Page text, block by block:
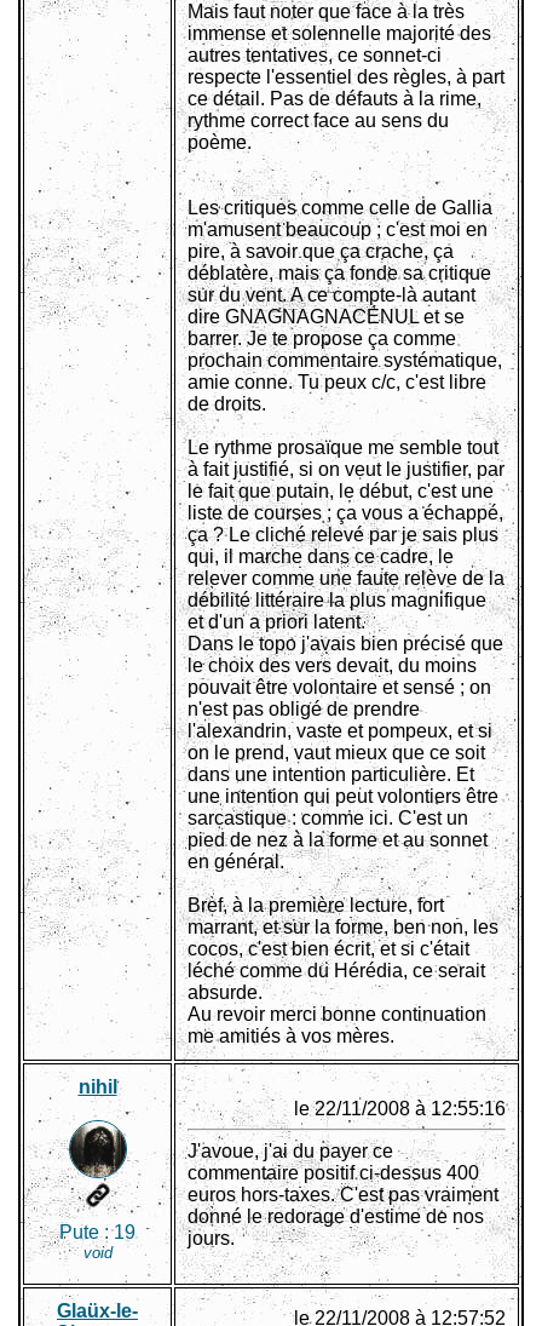
Mais faut noter que face à la très
immense et solennelle majorité des
autres tentatives, ce sonnet-ci
respecte l'essentiel des règles, à part
ce détail. Pas de défauts à la rime,
rythme correct face au sens du
poème.
Les critiques comme celle de Gallia
m'amusent beaucoup ; c'est moi en
pire, à savoir que ça crache, ça
déblatère, mais ça fonde sa critique
sur du vent. A ce compte-là autant
dire GNAGNAGNACÉNUL et se
barrer. Je te propose ça comme
prochain commentaire systématique,
amie conne. Tu peux c/c, c'est libre
de droits.
Le rythme prosaïque me semble tout
à fait justifié, si on veut le justifier, par
le fait que putain, le début, c'est une
liste de courses ; ça vous a échappé,
ça ? Le cliché relevé par je sais plus
qui, il marche dans ce cadre, le
relever comme une faute relève de la
débilité littéraire la plus magnifique
et d'un a priori latent.
Dans le topo j'avais bien précisé que
le choix des vers devait, du moins
pouvait être volontaire et sensé ; on
n'est pas obligé de prendre
l'alexandrin, vaste et pompeux, et si
on le prend, vaut mieux que ce soit
dans une intention particulière. Et
une intention qui peut volontiers être
sarcastique : comme ici. C'est un
pied de nez à la forme et au sonnet
en général.
Bref, à la première lecture, fort
marrant, et sur la forme, ben non, les
cocos, c'est bien écrit, et si c'était
léché comme du Hérédia, ce serait
absurde.
Au revoir merci bonne continuation
me amitiés à vos mères.
nihil
Pute :19
void
le 22/11/2008 à 12:55:16
J'avoue, j'ai du payer ce
commentaire positif ci-dessus 400
euros hors-taxes. C'est pas vraiment
donné le redorage d'estime de nos
jours.
Glaüx-le-
le 22/11/2008 à 12:57:52